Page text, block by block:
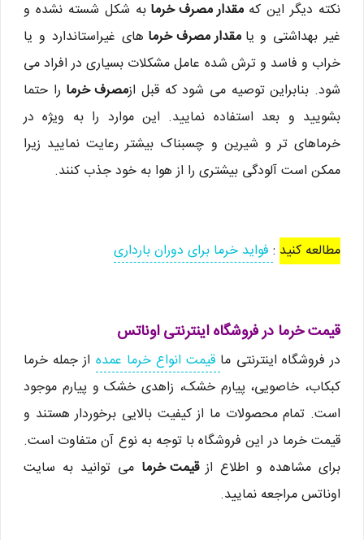
نکته دیگر این کهمقدار مصرف خرمابه شکل شسته نشده و
غیر بهداشتی و یا مقدار مصرف خرما های غیراستاندارد و یا
خراب و فاسد و ترش شده عامل مشکلات بسیاری در افراد می
شود. بنابراین توصیه می شود که قبل ازمصرف خرما را حتما
بشویید و بعد استفاده نمایید. این موارد را به ویژه در
خرماهای تر و شیرین و چسبناک بیشتر رعایت نمایید زیرا
ممکن است آلودگی بیشتری را از هوا به خود جذب کنند.
مطالعه کنید : فواید خرما برای دوران بارداری
قیمت خرما در فروشگاه اینترنتی اوناتس
در فروشگاه اینترنتی ما قیمت انواع خرما عمده از جمله خرما
کبکاب، خاصویی، پیارم خشک، زاهدی خشک و پیارم موجود
است. تمام محصولات ما از کیفیت بالایی برخوردار هستند و
قیمت خرما در این فروشگاه با توجه به نوع آن متفاوت است.
برای مشاهده و اطلاع ازقیمت خرما می توانید به سایت
اوناتس مراجعه نمایید.